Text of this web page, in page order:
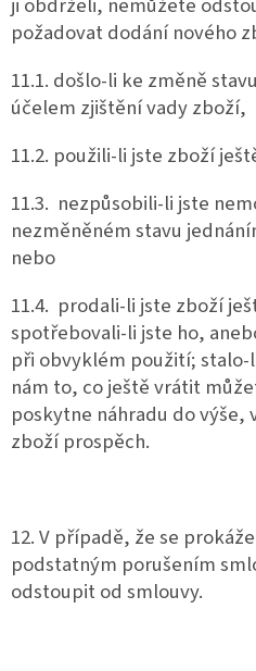
požadovat dodání nového
11.1. došlo-li ke změně
účelem zjištění vady zboží,
11.2. použili-li jste zboží
11.3. nezpůsobili-li jste
nezměněném stavu
nebo
11.4. prodali-li jste zboží
spotřebovali-li jste ho,
při obvyklém použití;
nám to, co ještě vrátit
poskytne náhradu do
zboží prospěch.
12. V případě, že se
podstatným porušením
odstoupit od smlouvy.